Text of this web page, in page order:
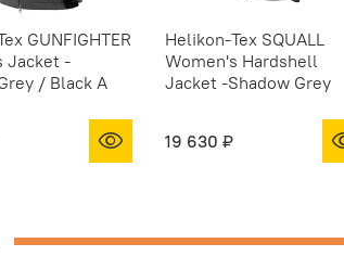
GUNFIGHTER
Jacket -
/ Black A
Helikon-Tex SQUALL
Women's Hardshell
Jacket -Shadow Grey
19 630 ₽